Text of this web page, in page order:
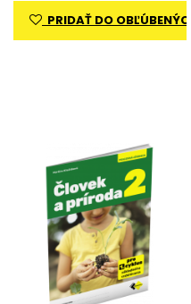
PRIDAŤ DO OBĽÚBENÝCH